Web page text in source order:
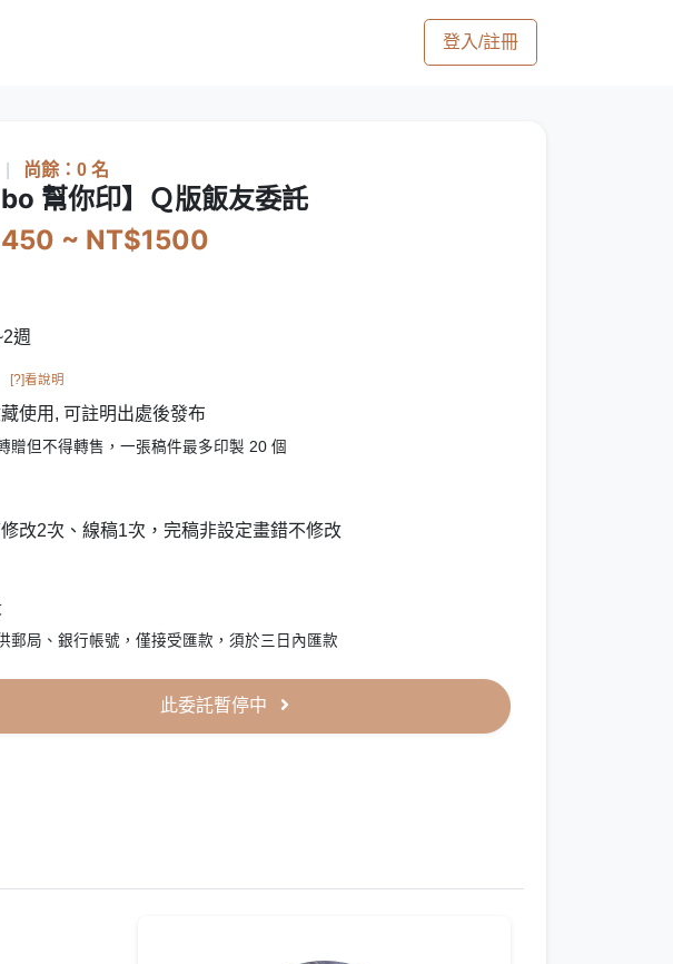
登入/註冊
尚餘：0 名
幫你印】Ｑ版飯友委託
~ NT$1500
週
[?]看說明
使用, 可註明出處後發布
贈但不得轉售，一張稿件最多印製 20 個
改2次、線稿1次，完稿非設定畫錯不修改
郵局、銀行帳號，僅接受匯款，須於三日內匯款
此委託暫停中